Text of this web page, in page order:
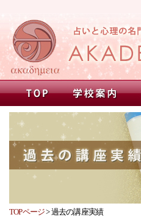
TOPページ>過去の講座実績